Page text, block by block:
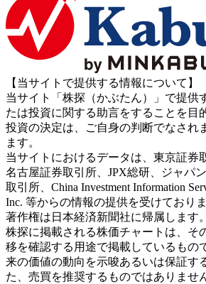
【当サイトで提供する情報について】
当サイト「株探（かぶたん）」で提供
たは投資に関する助言をすることを目
投資の決定は、ご自身の判断でなされ
ます。
当サイトにおけるデータは、東京証券
名古屋証券取引所、JPX総研、ジャパ
取引所、China Investment Information
Inc. 等からの情報の提供を受けており
著作権は日本経済新聞社に帰属します。
株探に掲載される株価チャートは、そ
移を確認する用途で掲載しているもの
来の価値の動向を示唆あるいは保証す
た、売買を推奨するものではありませ